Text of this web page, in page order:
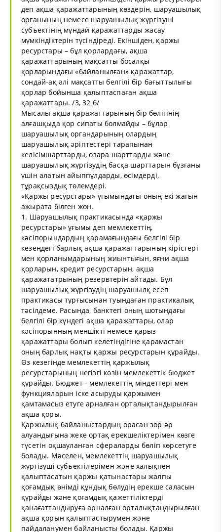
деп ақша қаражаттарының көздерін, шаруашылық
органының немесе шаруашылық жүргізуші
субъектінің мұндай қаражаттарды жасау
мүмкіндіктерін түсіндіреді. Екіншіден, қаржы
ресурстары – бұл қорлардағы, ақша
қаражаттарының мақсатты босалқы
қорларындағы «байланылған» қаражаттар,
сондай-ақ әлі мақсатты белгілі бір бағыттылығы
қорлар бойынша қалыптаспаған ақша
қаражаттары. /3, 32 б/
Мысалы ақша қаражаттарының бір бөлігінің
алғашқыда қор сипаты болмайды – бұлар
шаруашылық органдарының олардың
шаруашылық әріптестері тарапынан
келісімшарттарды, өзара шарттарды және
шаруашылық жүргізудің басқа шарттарын бұзғаны
үшін алатын айыппұлдарды, өсімдерді,
тұрақсыздық төлемдері.
«Қаржы ресурстары» ұғымындағы оның екі жағын
ажырата білген жөн.
1. Шаруашылық практикасында «қаржы
ресурстары» ұғымы деп мемлекеттің,
кәсіпорындардың қарамағындағы белгілі бір
кезеңдегі барлық ақша қаражаттарының кірістері
мен қорланымдарының жиынтығын, яғни ақша
қорларын, кредит ресурстарын, ақша
қаражататрының резервтерін айтады. Бұл
шаруашылық жүргізудің шаруашылқ есеп
практикасы тұрғысынан туындаған практикалық
тәсілдеме. Расында, банктегі оның шотындағы
белгілі бір күндегі ақша қаражаттары, олар
кәсіпорынның меншікті немесе қарыз
қаражаттары болып келетіндігіне қарамастан
оның барлық нақты қаржы ресурстарын құрайды.
Өз кезегінде мемлекеттің қаржылық
ресурстарының негізгі көзін мемлекеттік бюджет
құрайды. Бюджет - мемлекеттiң мiндеттерi мен
функцияларын iске асыруды қаржымен
қамтамасыз етуге арналған орталықтандырылған
ақша қоры.
Қаржылық байланыстардың орасан зор әр
алуандығына жеке ортақ ерекшеліктерімен көзге
түсетін оқшауланған сфераларды бөліп көрсетуге
болады. Мәселен, мемлекеттің шаруашылық
жүргізуші субъектілерімен және халықпен
қалыптасатын қаржы қатынастары жалпы
қоғамдық өнімді құндық бөлудің ерекше саласын
құрайды және қоғамдық қажеттіліктерді
қанағаттандыруға арналған орталықтандырылған
ақша қорын қалыптастырумен және
пайдаланумен байланысты болады. Қаржы